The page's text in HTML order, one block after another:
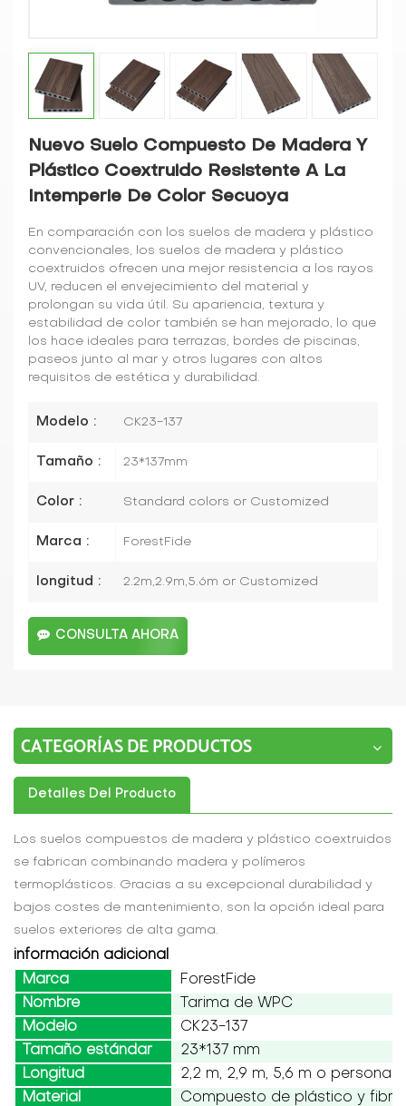
Nuevo Suelo Compuesto De Madera Y
Plástico Coextruido Resistente A La
Intemperie De Color Secuoya
En comparación con los suelos de madera y plástico
convencionales, los suelos de madera y plástico
coextruidos ofrecen una mejor resistencia a los rayos
UV, reducen el envejecimiento del material y
prolongan su vida útil. Su apariencia, textura y
estabilidad de color también se han mejorado, lo que
los hace ideales para terrazas, bordes de piscinas,
paseos junto al mar y otros lugares con altos
requisitos de estética y durabilidad.
Modelo : CK23-137
Tamaño : 23*137mm
Color : Standard colors or Customized
Marca : ForestFide
longitud : 2.2m,2.9m,5.6m or Customized
CONSULTA AHORA
CATEGORÍAS DE PRODUCTOS
Detalles Del Producto
Los suelos compuestos de madera y plástico coextruidos
se fabrican combinando madera y polímeros
termoplásticos. Gracias a su excepcional durabilidad y
bajos costes de mantenimiento, son la opción ideal para
suelos exteriores de alta gama.
información adicional
Marca
ForestFide
Nombre
Tarima de WPC
Modelo
CK23-137
Tamaño estándar
23*137 mm
Longitud
2,2 m, 2,9 m, 5,6 m o
Material
Compuesto de plástico y